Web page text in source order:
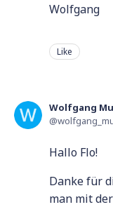
Wolfgang
Like
Wolfgang
Hallo Flo!
Danke für
man mit